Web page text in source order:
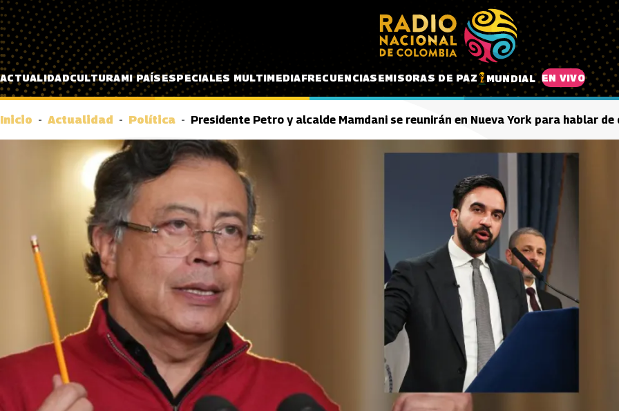
Pasar al contenido principal
ACTUALIDADCULTURAMI PAÍSESPECIALES MULTIMEDIAFRECUENCIASEMISORAS DE PAZ MUNDIAL EN VIVO
Inicio Actualidad Política Presidente Petro y alcalde Mamdani se reunirán en Nueva York para hablar